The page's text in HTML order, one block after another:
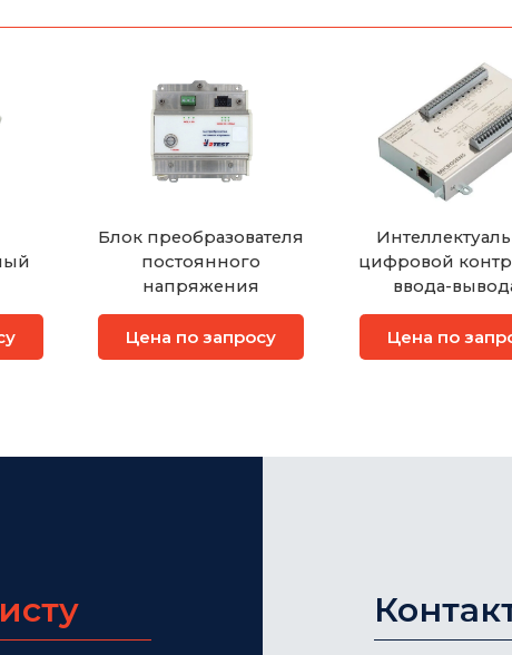
для
Блок преобразователя
постоянного
напряжения
Цена по запросу
цифровой
ввода-
поддержкой
цифровых
устройств
Цена по